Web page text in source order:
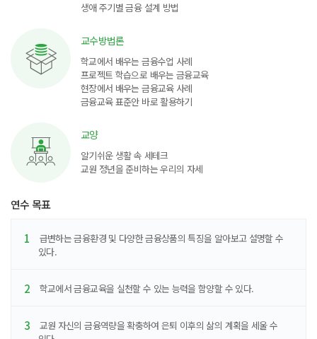
생애 주기별 금융 설계 방법
교수방법론
학교에서 배우는 금융수업 사례
프로젝트 학습으로 배우는 금융교육
현장에서 배우는 금융교육 사례
금융교육 표준안 바로 활용하기
교양
알기쉬운 생활 속 세테크
교원 정년을 준비하는 우리의 자세
연수 목표
1
급변하는 금융환경 및 다양한 금융상품의 특징을 알아보고 설명할 수
있다.
2 학교에서 금융교육을 실천할 수 있는 능력을 함양할 수 있다.
3
교원 자신의 금융역량을 확충하여 은퇴 이후의 삶의 계획을 세울 수